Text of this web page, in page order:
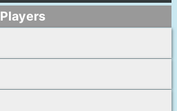
Players